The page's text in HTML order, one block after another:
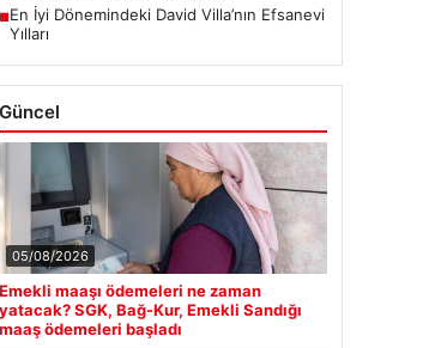
■En İyi Dönemindeki David Villa’nın Efsanevi
Yılları
Güncel
05/08/2026
Emekli maaşı ödemeleri ne zaman
yatacak? SGK, Bağ-Kur, Emekli Sandığı
maaş ödemeleri başladı